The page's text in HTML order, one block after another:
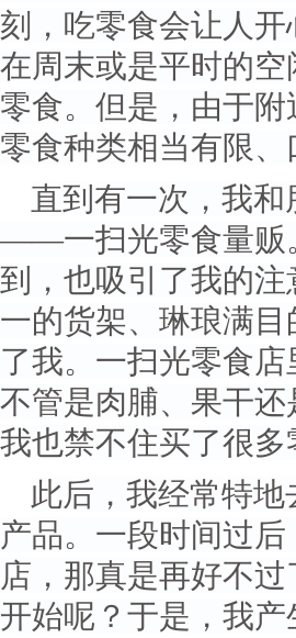
刻，吃零食会让人
在周末或是平时的
零食。但是，由于
零食种类相当有限
直到有一次，我
——一扫光零食量贩
到，也吸引了我的
一的货架、琳琅满
了我。一扫光零食
不管是肉脯、果干
我也禁不住买了很多
此后，我经常特
产品。一段时间过
店，那真是再好不
开始呢？于是，我